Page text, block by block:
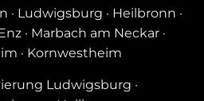
· Ludwigsburg · Heilbronn ·
· Marbach am Neckar·
· Kornwestheim
Ludwigsburg ·